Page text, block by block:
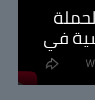
في